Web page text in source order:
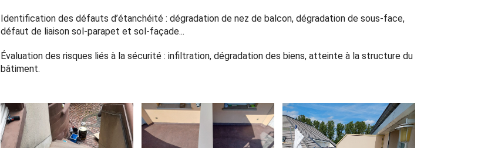
Identification des défauts d’étanchéité : dégradation de nez de balcon, dégradation de sous-face,
défaut de liaison sol-parapet et sol-façade...
Évaluation des risques liés à la sécurité : infiltration, dégradation des biens, atteinte à la structure du
bâtiment.